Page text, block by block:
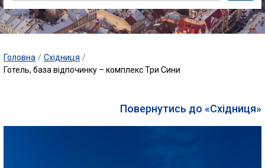
Головна / Східниця /
Готель, база відпочинку – комплекс Три Сини
Повернутись до «Східниця»